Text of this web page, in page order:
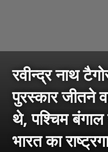
रवीन्द्र नाथ
पुरस्कार जीतने
थे, पश्चिम
भारत का